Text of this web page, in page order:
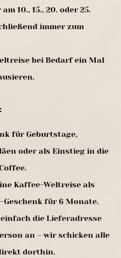
10., 15., 20. oder 25.
immer zum
bei Bedarf ein Mal
für Geburtstage,
oder als Einstieg in die
Kaffee-Weltreise als
für 6 Monate.
die Lieferadresse
an – wir schicken alle
dorthin.